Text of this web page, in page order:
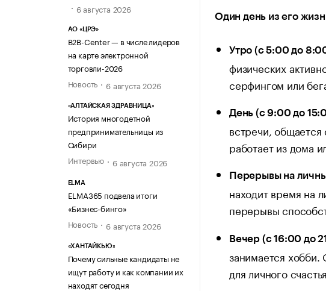
6 августа 2026
АО «ЦРЭ»
B2B-Center — в числе лидеров
на карте электронной
торговли-2026
Новость
6 августа 2026
«АЛТАЙСКАЯ ЗДРАВНИЦА»
История многодетной
предпринимательницы из
Сибири
Интервью
6 августа 2026
ELMA
ELMA365 подвела итоги
«Бизнес-бинго»
Новость
6 августа 2026
«ХАНТАЙКЬЮ»
Почему сильные кандидаты не
ищут работу и как компании их
находят сегодня
Один день из его
Утро (с 5:00 до
физических
серфингом или
День (с 9:00 до
встречи,
работает из дома
Перерывы на
находит время на
перерывы
Вечер (с 16:00 до
занимается
для личного счастья.